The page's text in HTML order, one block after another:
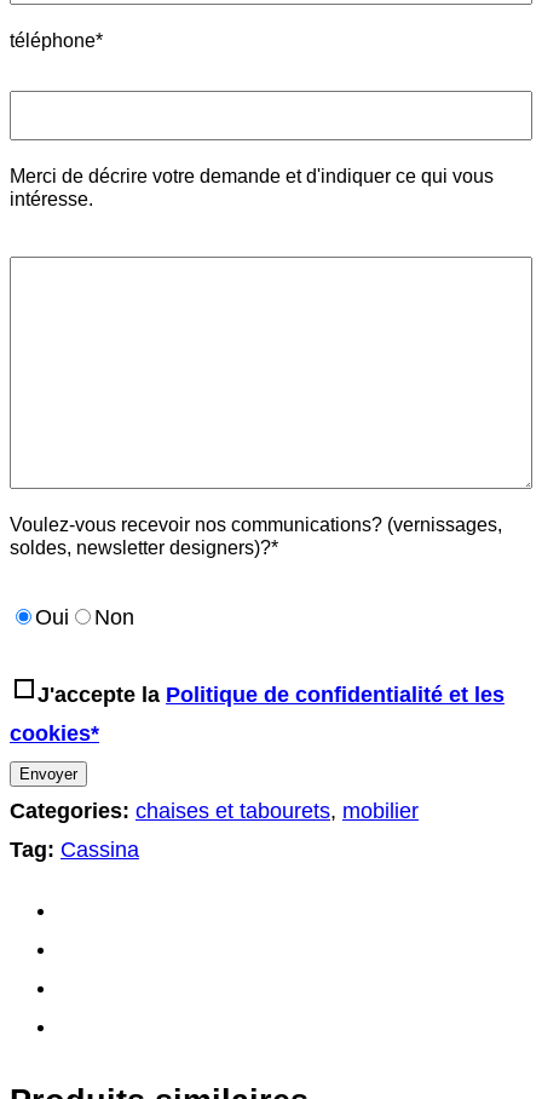
téléphone*
Merci de décrire votre demande et d'indiquer ce qui vous
intéresse.
Voulez-vous recevoir nos communications? (vernissages,
soldes, newsletter designers)?*
Oui Non
J'accepte la Politique de confidentialité et les
cookies*
Categories: chaises et tabourets, mobilier
Tag: Cassina